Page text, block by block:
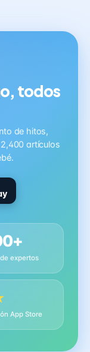
todos
de hitos,
artículos
expertos
App Store